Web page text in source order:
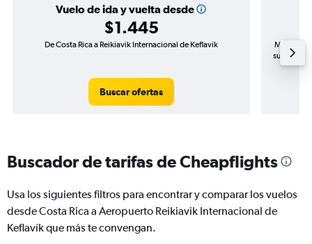
Vuelo de ida y vuelta desde
$1.445
De Costa Rica a Reikiavik Internacional de Keflavík
Buscar ofertas
Mayor
subida de
Buscador de tarifas de Cheapflights
Usa los siguientes filtros para encontrar y comparar los vuelos
desde Costa Rica a Aeropuerto Reikiavik Internacional de
Keflavík que más te convengan.